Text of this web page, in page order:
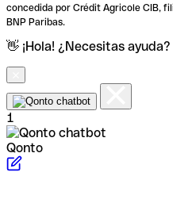
concedida por Crédit Agricole CIB,
BNP Paribas.
👋 ¡Hola! ¿Necesitas ayuda?
1
Qonto